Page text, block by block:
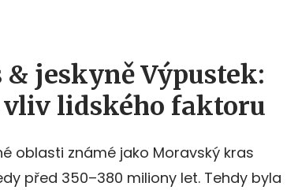
jeskyně Výpustek:
lidského faktoru
oblasti známé jako Moravský kras
před 350–380 miliony let. Tehdy byla